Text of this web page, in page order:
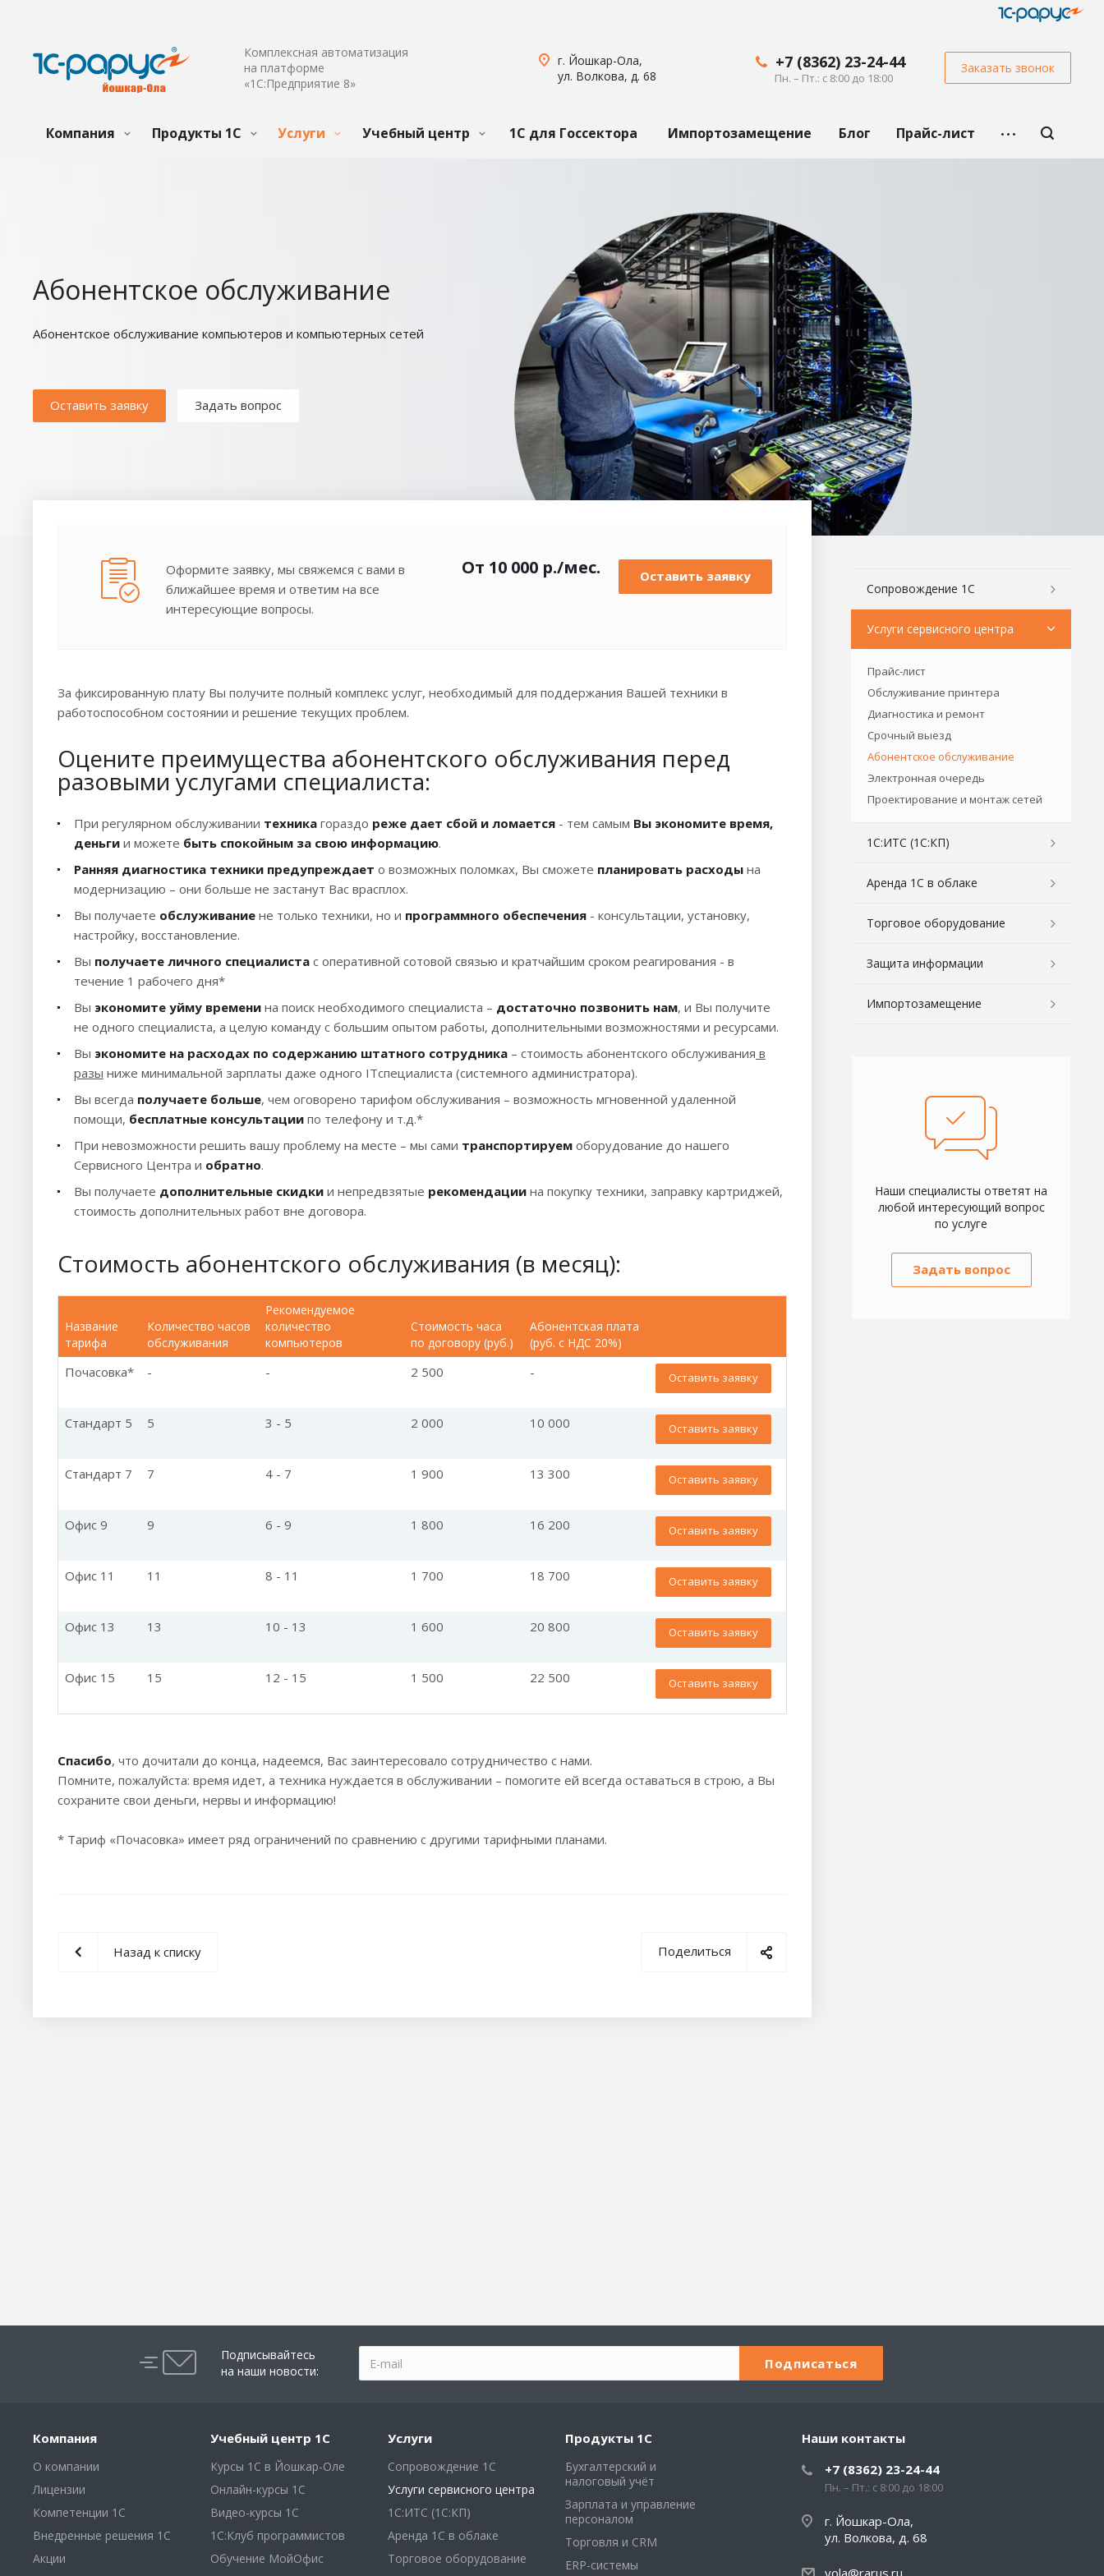
Комплексная автоматизация
на платформе
«1С:Предприятие 8»
+7 (8362) 23-24-44
Пн. – Пт.: с 8:00 до 18:00
Заказать звонок
г. Йошкар-Ола,
ул. Волкова, д. 68
Компания Продукты 1С Услуги Учебный центр 1С для Госсектора Импортозамещение Блог Прайс-лист
Абонентское обслуживание
Абонентское обслуживание компьютеров и компьютерных сетей
Оставить заявку Задать вопрос
От 10 000 р./мес.
Оформите заявку, мы свяжемся с вами в
ближайшее время и ответим на все
интересующие вопросы.
Оставить заявку
За фиксированную плату Вы получите полный комплекс услуг, необходимый для поддержания Вашей техники в
работоспособном состоянии и решение текущих проблем.
Оцените преимущества абонентского обслуживания перед
разовыми услугами специалиста:
При регулярном обслуживании техника гораздо реже дает сбой и ломается - тем самым Вы экономите время,
деньги и можете быть спокойным за свою информацию.
Ранняя диагностика техники предупреждает о возможных поломках, Вы сможете планировать расходы на
модернизацию – они больше не застанут Вас врасплох.
Вы получаете обслуживание не только техники, но и программного обеспечения - консультации, установку,
настройку, восстановление.
Вы получаете личного специалиста с оперативной сотовой связью и кратчайшим сроком реагирования - в
течение 1 рабочего дня*
Вы экономите уйму времени на поиск необходимого специалиста – достаточно позвонить нам, и Вы получите
не одного специалиста, а целую команду с большим опытом работы, дополнительными возможностями и ресурсами.
Вы экономите на расходах по содержанию штатного сотрудника – стоимость абонентского обслуживания в
разы ниже минимальной зарплаты даже одного ITспециалиста (системного администратора).
Вы всегда получаете больше, чем оговорено тарифом обслуживания – возможность мгновенной удаленной
помощи, бесплатные консультации по телефону и т.д.*
При невозможности решить вашу проблему на месте – мы сами транспортируем оборудование до нашего
Сервисного Центра и обратно.
Вы получаете дополнительные скидки и непредвзятые рекомендации на покупку техники, заправку картриджей,
стоимость дополнительных работ вне договора.
Стоимость абонентского обслуживания (в месяц):
Название
тарифа
Количество часов
обслуживания
Рекомендуемое
количество
компьютеров
Стоимость часа
по договору (руб.)
Абонентская плата
(руб. с НДС 20%)
Почасовка* - - 2 500 - Оставить заявку
Стандарт 5 5 3 - 5 2 000 10 000 Оставить заявку
Стандарт 7 7 4 - 7 1 900 13 300 Оставить заявку
Офис 9 9 6 - 9 1 800 16 200 Оставить заявку
Офис 11 11 8 - 11 1 700 18 700 Оставить заявку
Офис 13 13 10 - 13 1 600 20 800 Оставить заявку
Офис 15 15 12 - 15 1 500 22 500 Оставить заявку
Спасибо, что дочитали до конца, надеемся, Вас заинтересовало сотрудничество с нами.
Помните, пожалуйста: время идет, а техника нуждается в обслуживании – помогите ей всегда оставаться в строю, а Вы
сохраните свои деньги, нервы и информацию!
* Тариф «Почасовка» имеет ряд ограничений по сравнению с другими тарифными планами.
Поделиться
Назад к списку
Сопровождение 1С
Услуги сервисного центра
Прайс-лист
Обслуживание принтера
Диагностика и ремонт
Срочный выезд
Абонентское обслуживание
Электронная очередь
Проектирование и монтаж сетей
1С:ИТС (1С:КП)
Аренда 1С в облаке
Торговое оборудование
Защита информации
Импортозамещение
Наши специалисты ответят на
любой интересующий вопрос
по услуге
Задать вопрос
Подписывайтесь
на наши новости:
Компания
О компании
Лицензии
Компетенции 1С
Внедренные решения 1С
Акции
Учебный центр 1С
Курсы 1С в Йошкар-Оле
Онлайн-курсы 1С
Видео-курсы 1С
1С:Клуб программистов
Обучение МойОфис
Услуги
Сопровождение 1С
Услуги сервисного центра
1С:ИТС (1С:КП)
Аренда 1С в облаке
Торговое оборудование
Продукты 1С
Бухгалтерский и
налоговый учёт
Зарплата и управление
персоналом
Торговля и CRM
ERP-системы
Наши контакты
+7 (8362) 23-24-44
Пн. – Пт.: с 8:00 до 18:00
г. Йошкар-Ола,
ул. Волкова, д. 68
yola@rarus.ru